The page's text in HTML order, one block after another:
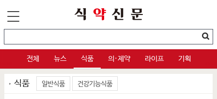
전체 뉴스 식품 의·제약 라이프 기획
식품 일반식품 건강기능식품